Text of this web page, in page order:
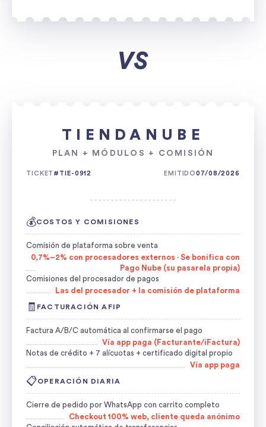
VS
TIENDANUBE
PLAN + MÓDULOS + COMISIÓN
TICKET #TIE-0912 EMITIDO07/08/2026
- - - - - - - - - - - - - - - - - - - - -
💰COSTOS Y COMISIONES
Comisión de plataforma sobre venta
0,7%–2% con procesadores externos · Se bonifica con
Pago Nube (su pasarela propia)
Comisiones del procesador de pagos
Las del procesador + la comisión de plataforma
🧾 FACTURACIÓN AFIP
Factura A/B/C automática al confirmarse el pago
Vía app paga (Facturante/iFactura)
Notas de crédito + 7 alícuotas + certificado digital propio
Vía app paga
📋OPERACIÓN DIARIA
Cierre de pedido por WhatsApp con carrito completo
Checkout 100% web, cliente queda anónimo